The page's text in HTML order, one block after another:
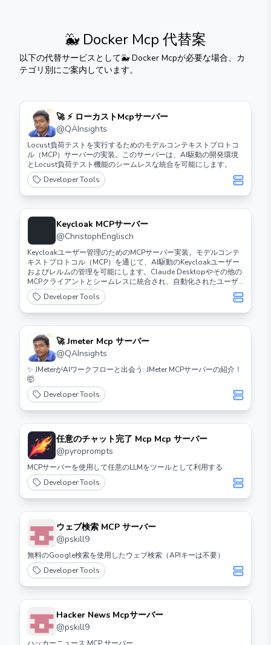
🐳 Docker Mcp 代替案
以下の代替サービスとして🐳 Docker Mcpが必要な場合、カ
テゴリ別にご案内しています。
🚀 ⚡️ ローカストMcpサーバー
@QAInsights
Locust負荷テストを実行するためのモデルコンテキストプロトコ
ル（MCP）サーバーの実装。このサーバーは、AI駆動の開発環境
とLocust負荷テスト機能のシームレスな統合を可能にします。
Developer Tools
Keycloak MCPサーバー
@ChristophEnglisch
Keycloakユーザー管理のためのMCPサーバー実装。モデルコンテ
キストプロトコル（MCP）を通じて、AI駆動のKeycloakユーザー
およびレルムの管理を可能にします。Claude Desktopやその他の
MCPクライアントとシームレスに統合され、自動化されたユーザ
ー操作を実現します。
Developer Tools
🚀 Jmeter Mcp サーバー
@QAInsights
✨ JMeterがAIワークフローと出会う: JMeter MCPサーバーの紹介！
🤯
Developer Tools
任意のチャット完了 Mcp Mcp サーバー
@pyroprompts
MCPサーバーを使用して任意のLLMをツールとして利用する
Developer Tools
ウェブ検索 MCP サーバー
@pskill9
無料のGoogle検索を使用したウェブ検索（APIキーは不要）
Developer Tools
Hacker News Mcpサーバー
@pskill9